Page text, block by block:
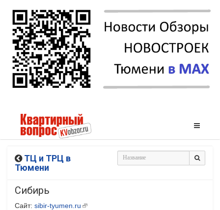
ТЦ и ТРЦ в
Тюмени
Сибирь
Сайт: sibir-tyumen.ru